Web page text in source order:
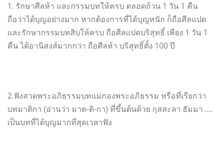
1. รักษาศีลห้า และกรรมบทให้ครบ ตลอดถ้วน 1 วัน 1 คืน
ถือว่าได้บุญอย่างมาก หากต้องการที่ได้บุญหนัก ก็ถือศีลแปด
และรักษากรรมบทสิบให้ครบ ถือศีลแปดบริสุทธิ์ เพียง 1 วัน 1
คืน ได้อานิสงส์มากกว่า ถือศีลห้า บริสุทธิ์ตั้ง 100 ปี
2.ฟังสวดพระอภิธรรมบทแม่กองพระอภิธรรม หรือที่เรียกว่า
บทมาติกา (อ่านว่า มาด-ติ-กา) ที่ขึ้นต้นด้วย กุสสะลา ธัมมา ….
เป็นบทที่ได้บุญมากที่สุดเวลาฟัง